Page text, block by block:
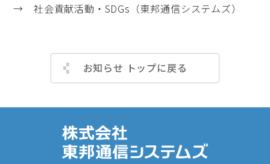
→社会貢献活動・SDGs（東邦通信システムズ）
お知らせ トップに戻る